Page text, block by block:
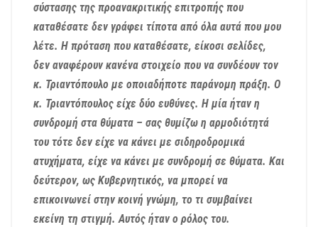
σύστασης της προανακριτικής επιτροπής που
καταθέσατε δεν γράφει τίποτα από όλα αυτά που μου
λέτε. Η πρόταση που καταθέσατε, είκοσι σελίδες,
δεν αναφέρουν κανένα στοιχείο που να συνδέουν τον
κ. Τριαντόπουλο με οποιαδήποτε παράνομη πράξη. Ο
κ. Τριαντόπουλος είχε δύο ευθύνες. Η μία ήταν η
συνδρομή στα θύματα – σας θυμίζω η αρμοδιότητά
του τότε δεν είχε να κάνει με σιδηροδρομικά
ατυχήματα, είχε να κάνει με συνδρομή σε θύματα. Και
δεύτερον, ως Κυβερνητικός, να μπορεί να
επικοινωνεί στην κοινή γνώμη, το τι συμβαίνει
εκείνη τη στιγμή. Αυτός ήταν ο ρόλος του.